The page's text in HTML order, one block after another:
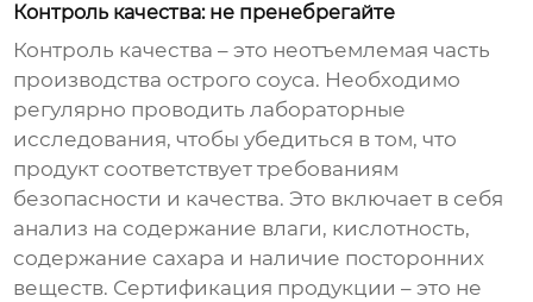
Контроль качества: не пренебрегайте
Контроль качества – это неотъемлемая часть
производства острого соуса. Необходимо
регулярно проводить лабораторные
исследования, чтобы убедиться в том, что
продукт соответствует требованиям
безопасности и качества. Это включает в себя
анализ на содержание влаги, кислотность,
содержание сахара и наличие посторонних
веществ. Сертификация продукции – это не